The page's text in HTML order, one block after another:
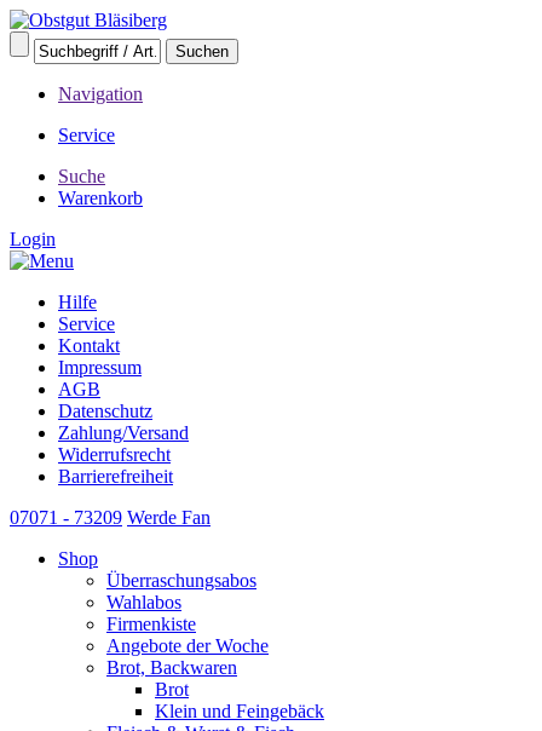
Navigation
Service
Suche
Warenkorb
Login
Hilfe
Service
Kontakt
Impressum
AGB
Datenschutz
Zahlung/Versand
Widerrufsrecht
Barrierefreiheit
07071 - 73209 Werde Fan
Shop
Überraschungsabos
Wahlabos
Firmenkiste
Angebote der Woche
Brot, Backwaren
Brot
Klein und Feingebäck